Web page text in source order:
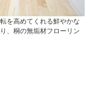
を高めてくれる鮮やかな
、桐の無垢材フローリン